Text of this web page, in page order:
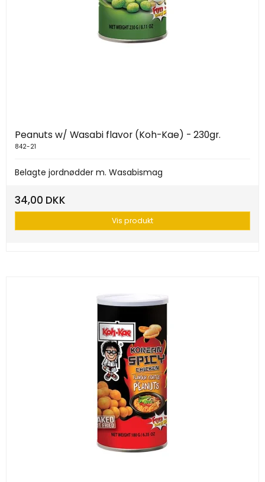
Peanuts w/ Wasabi flavor (Koh-Kae) - 230gr.
842-21
Belagte jordnødder m. Wasabismag
34,00 DKK
Vis produkt